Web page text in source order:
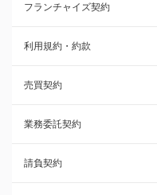
利用規約・約款
覚書・合意書・同意書
承諾書
雇用契約
その他契約・書面
フランチャイズ契約
利用規約・約款
売買契約
業務委託契約
請負契約